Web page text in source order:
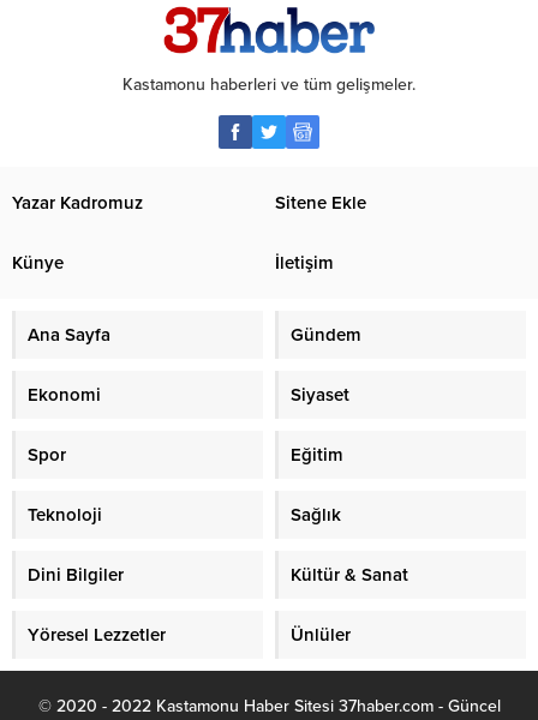
Kastamonu haberleri ve tüm gelişmeler.
Yazar Kadromuz Sitene Ekle
Künye İletişim
Ana Sayfa Gündem
Ekonomi Siyaset
Spor Eğitim
Teknoloji Sağlık
Dini Bilgiler Kültür & Sanat
Yöresel Lezzetler Ünlüler
© 2020 - 2022 Kastamonu Haber Sitesi 37haber.com - Güncel